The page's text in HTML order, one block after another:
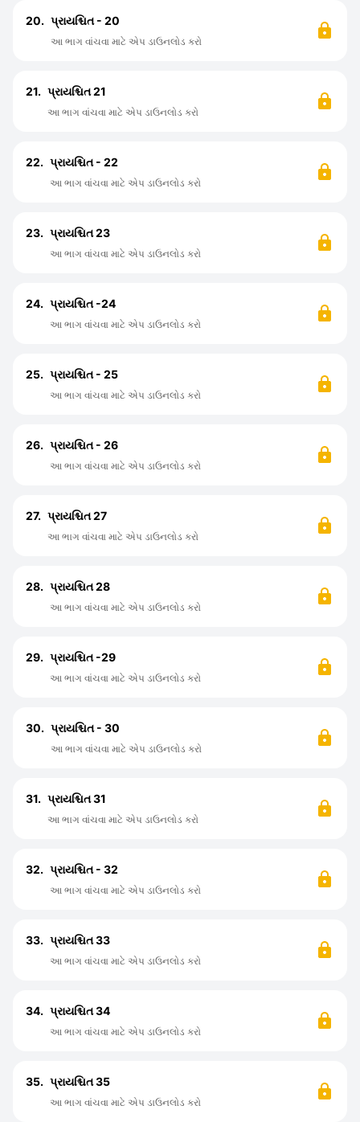
20. પ્રાયશ્ચિત - 20
આ ભાગ વાંચવા માટે એપ ડાઉનલોડ કરો
21. પ્રાયશ્ચિત 21
આ ભાગ વાંચવા માટે એપ ડાઉનલોડ કરો
22. પ્રાયશ્ચિત - 22
આ ભાગ વાંચવા માટે એપ ડાઉનલોડ કરો
23. પ્રાયશ્ચિત 23
આ ભાગ વાંચવા માટે એપ ડાઉનલોડ કરો
24. પ્રાયશ્ચિત -24
આ ભાગ વાંચવા માટે એપ ડાઉનલોડ કરો
25. પ્રાયશ્ચિત - 25
આ ભાગ વાંચવા માટે એપ ડાઉનલોડ કરો
26. પ્રાયશ્ચિત - 26
આ ભાગ વાંચવા માટે એપ ડાઉનલોડ કરો
27. પ્રાયશ્ચિત 27
આ ભાગ વાંચવા માટે એપ ડાઉનલોડ કરો
28. પ્રાયશ્ચિત 28
આ ભાગ વાંચવા માટે એપ ડાઉનલોડ કરો
29. પ્રાયશ્ચિત -29
આ ભાગ વાંચવા માટે એપ ડાઉનલોડ કરો
30. પ્રાયશ્ચિત - 30
આ ભાગ વાંચવા માટે એપ ડાઉનલોડ કરો
31. પ્રાયશ્ચિત 31
આ ભાગ વાંચવા માટે એપ ડાઉનલોડ કરો
32. પ્રાયશ્ચિત - 32
આ ભાગ વાંચવા માટે એપ ડાઉનલોડ કરો
33. પ્રાયશ્ચિત 33
આ ભાગ વાંચવા માટે એપ ડાઉનલોડ કરો
34. પ્રાયશ્ચિત 34
આ ભાગ વાંચવા માટે એપ ડાઉનલોડ કરો
35. પ્રાયશ્ચિત 35
આ ભાગ વાંચવા માટે એપ ડાઉનલોડ કરો